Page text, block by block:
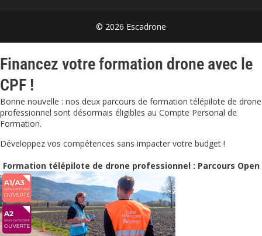
© 2026 Escadrone
Financez votre formation drone avec le
CPF !
Bonne nouvelle : nos deux parcours de formation télépilote de drone
professionnel sont désormais éligibles au Compte Personal de
Formation.
Développez vos compétences sans impacter votre budget !
Formation télépilote de drone professionnel : Parcours Open